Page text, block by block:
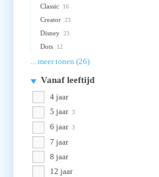
Classic 16
Creator 23
Disney 23
Dots 12
... meer tonen (26)
Vanaf leeftijd
4 jaar
5 jaar 3
6 jaar 3
7 jaar
8 jaar
12 jaar